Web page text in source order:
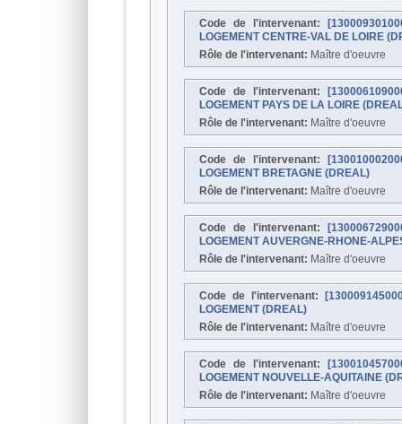
Code de l'intervenant:
LOGEMENT CENTRE-VAL DE LOIRE
Rôle de l'intervenant: Maître d'oeuvre
Code de l'intervenant:
LOGEMENT PAYS DE LA LOIRE
Rôle de l'intervenant: Maître d'oeuvre
Code de l'intervenant:
LOGEMENT BRETAGNE (DREAL)
Rôle de l'intervenant: Maître d'oeuvre
Code de l'intervenant:
LOGEMENT AUVERGNE-RHONE-
Rôle de l'intervenant: Maître d'oeuvre
Code de l'intervenant:
LOGEMENT (DREAL)
Rôle de l'intervenant: Maître d'oeuvre
Code de l'intervenant:
LOGEMENT NOUVELLE-AQUITAINE
Rôle de l'intervenant: Maître d'oeuvre